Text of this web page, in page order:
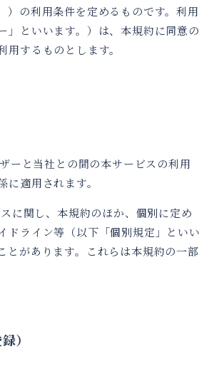
）の利用条件を定めるものです。利用
」といいます。）は、本規約に同意の
用するものとします。
ーと当社との間の本サービスの利用
に適用されます。
に関し、本規約のほか、個別に定め
ドライン等（以下「個別規定」といい
とがあります。これらは本規約の一部
）